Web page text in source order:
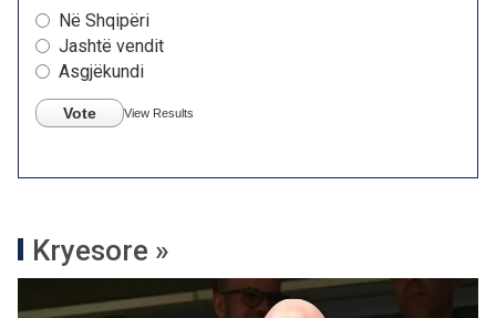
Në Shqipëri
Jashtë vendit
Asgjëkundi
Vote View Results
Kryesore »